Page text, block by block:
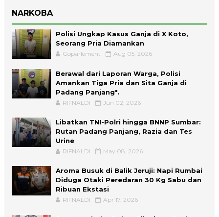
NARKOBA
Polisi Ungkap Kasus Ganja di X Koto,
Seorang Pria Diamankan
Goparlement Aug 05, 2026
Berawal dari Laporan Warga, Polisi
Amankan Tiga Pria dan Sita Ganja di
Padang Panjang".
RIFNALDI Jun 02, 2026
Libatkan TNI-Polri hingga BNNP Sumbar:
Rutan Padang Panjang, Razia dan Tes
Urine
RIFNALDI May 08, 2026
Aroma Busuk di Balik Jeruji: Napi Rumbai
Diduga Otaki Peredaran 30 Kg Sabu dan
Ribuan Ekstasi
RIFNALDI Apr 17, 2026